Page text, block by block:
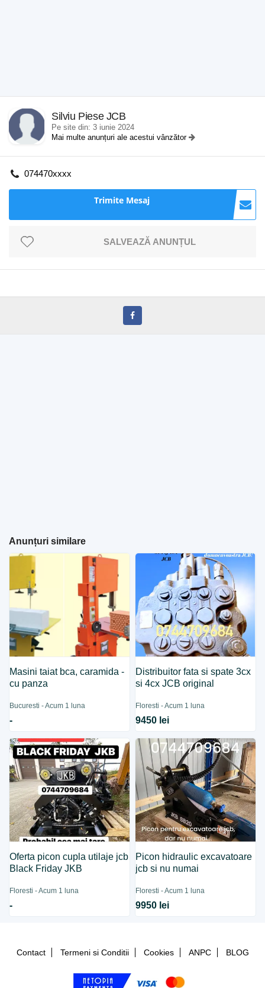
Silviu Piese JCB
Pe site din: 3 iunie 2024
Mai multe anunțuri ale acestui vânzător
074470xxxx
Trimite Mesaj
SALVEAZĂ ANUNȚUL
Anunțuri similare
Masini taiat bca, caramida -
cu panza
Bucuresti - Acum 1 luna
-
Distribuitor fata si spate 3cx
si 4cx JCB original
Floresti - Acum 1 luna
9450 lei
Oferta picon cupla utilaje jcb
Black Friday JKB
Floresti - Acum 1 luna
-
Picon hidraulic excavatoare
jcb si nu numai
Floresti - Acum 1 luna
9950 lei
Contact Termeni si Conditii Cookies ANPC BLOG